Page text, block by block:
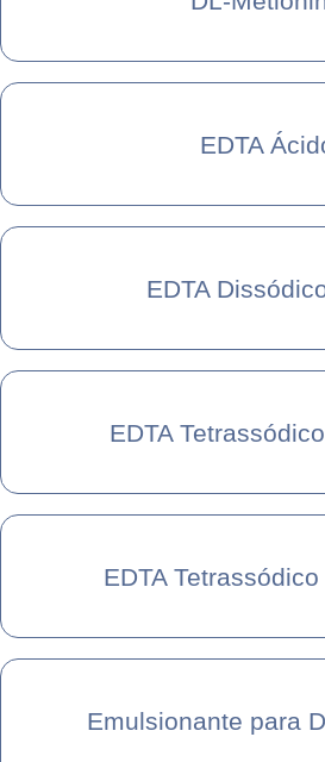
EDTA
EDTA
EDTA
EDTA
Emulsionante para